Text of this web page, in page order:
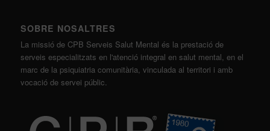
SOBRE NOSALTRES
La missió de CPB Serveis Salut Mental és la prestació de
serveis especialitzats en l'atenció integral en salut mental, en el
marc de la psiquiatria comunitària, vinculada al territori i amb
vocació de servei públic.